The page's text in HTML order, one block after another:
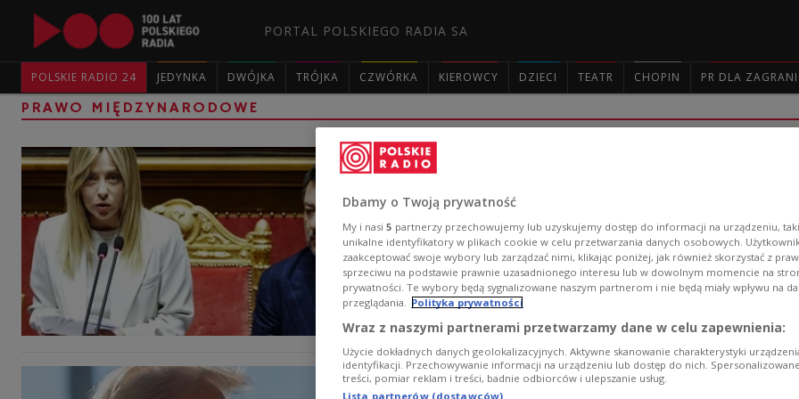
PORTAL POLSKIEGO RADIA SA
POLSKIE RADIO 24 JEDYNKA DWÓJKA TRÓJKA CZWÓRKA KIEROWCY DZIECI TEATR CHOPIN PR DLA
PRAWO MIĘDZYNARODOWE
„Poza prawem międzynarodowym”.
Premier Włoch Giorgia Meloni powiedziała w środę w
jest jednym z najbardziej złożonych w ostatnich
Zobacz więcej na temat: Włochy Bliski Wschód Stany
Ukraina, Wenezuela, Grenlandia... Czy
Dbamy o Twoją prywatność
My i nasi 5 partnerzy przechowujemy lub uzyskujemy dostęp do informacji na urządzeniu,
unikalne identyfikatory w plikach cookie w celu przetwarzania danych osobowych.
zaakceptować swoje wybory lub zarządzać nimi, klikając poniżej, jak również skorzystać z
sprzeciwu na podstawie prawnie uzasadnionego interesu lub w dowolnym momencie na
prywatności. Te wybory będą sygnalizowane naszym partnerom i nie będą miały wpływu na
przeglądania.
Polityka prywatności
Wraz z naszymi partnerami przetwarzamy dane w celu zapewnienia:
Użycie dokładnych danych geolokalizacyjnych. Aktywne skanowanie charakterystyki
identyfikacji. Przechowywanie informacji na urządzeniu lub dostęp do nich.
treści, pomiar reklam i treści, badnie odbiorców i ulepszanie usług.
Lista partnerów (dostawców)